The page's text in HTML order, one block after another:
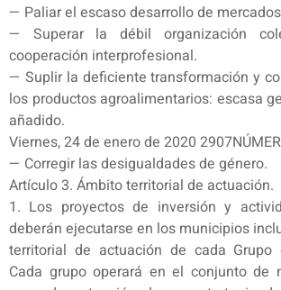
— Paliar el escaso desarrollo de
— Superar la débil organización
cooperación interprofesional.
— Suplir la deficiente transformación y
los productos agroalimentarios: escasa
añadido.
Viernes, 24 de enero de 2020
— Corregir las desigualdades de género.
Artículo 3. Ámbito territorial de actuación.
1. Los proyectos de inversión y
deberán ejecutarse en los municipios
territorial de actuación de cada Grupo
Cada grupo operará en el conjunto de